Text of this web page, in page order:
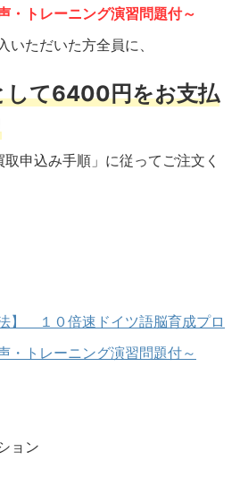
・トレーニング演習問題付～
いただいた方全員に、
して6400円をお支払
取申込み手順」に従ってご注文く
】 １０倍速ドイツ語脳育成プロ
・トレーニング演習問題付～
ョン